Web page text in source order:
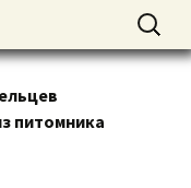
DOGNIK
APBT
Найти:
питомника